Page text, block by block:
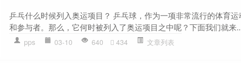
乒乓什么时候列入奥运项目？ 乒乓球，作为一项非常流行的体育
和参与者。那么，它何时被列入了奥运项目之中呢？下面我们就来
pps 03-10 640 434 文章列表